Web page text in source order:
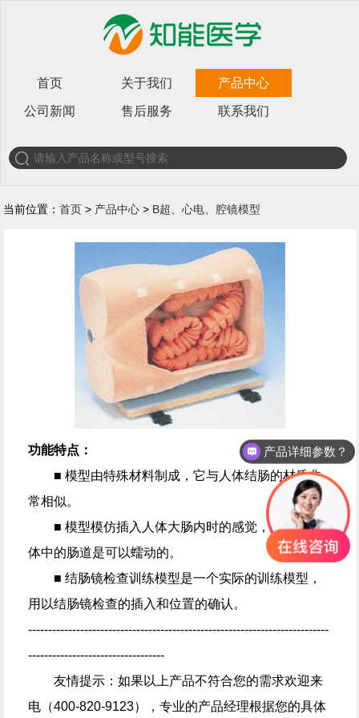
首页 关于我们 产品中心
公司新闻 售后服务 联系我们
当前位置：首页 > 产品中心 > B超、心电、腔镜模型
功能特点：
■ 模型由特殊材料制成，它与人体结肠的材质非
常相似。
■ 模型模仿插入人体大肠内时的感觉，因为生命
体中的肠道是可以蠕动的。
■ 结肠镜检查训练模型是一个实际的训练模型，
用以结肠镜检查的插入和位置的确认。
---------------------------------------------------------------------------
----------------------------------
友情提示：如果以上产品不符合您的需求欢迎来
电（400-820-9123），专业的产品经理根据您的具体
产品详细参数？